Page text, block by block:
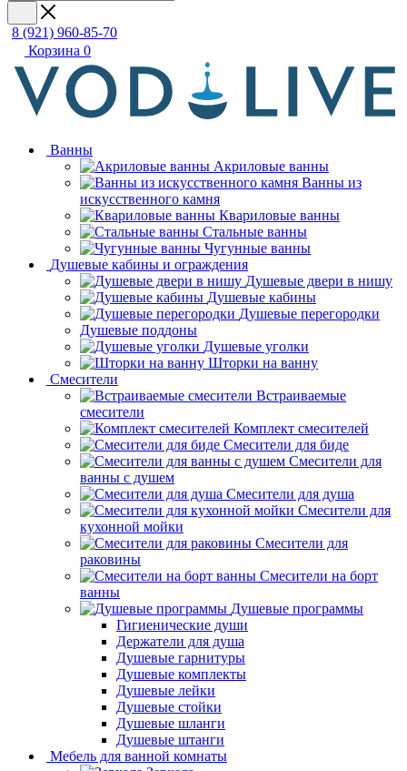
8 (921) 960-85-70
Корзина 0
Ванны
Акриловые ванны
Ванны из
искусственного камня
Квариловые ванны
Стальные ванны
Чугунные ванны
Душевые кабины и ограждения
Душевые двери в нишу
Душевые кабины
Душевые перегородки
Душевые поддоны
Душевые уголки
Шторки на ванну
Смесители
Встраиваемые
смесители
Комплект смесителей
Смесители для биде
Смесители для
ванны с душем
Смесители для душа
Смесители для
кухонной мойки
Смесители для
раковины
Смесители на борт
ванны
Душевые программы
Гигиенические души
Держатели для душа
Душевые гарнитуры
Душевые комплекты
Душевые лейки
Душевые стойки
Душевые шланги
Душевые штанги
Мебель для ванной комнаты